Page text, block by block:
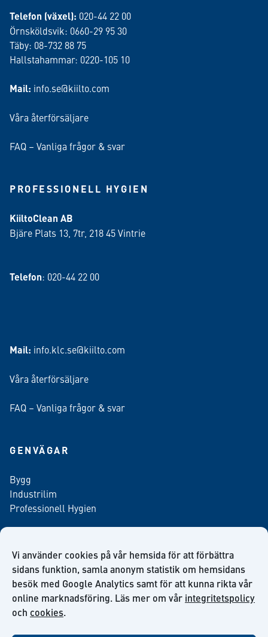
Vi använder cookies på vår hemsida för att förbättra
sidans funktion, samla anonym statistik om hemsidans
besök med Google Analytics samt för att kunna rikta vår
online marknadsföring. Läs mer om vår integritetspolicy
och cookies.
Telefon (växel): 020-44 22 00
Örnsköldsvik: 0660-29 95 30
Täby: 08-732 88 75
Hallstahammar: 0220-105 10
Mail: info.se@kiilto.com
Våra återförsäljare
FAQ – Vanliga frågor & svar
PROFESSIONELL HYGIEN
KiiltoClean AB
Bjäre Plats 13, 7tr, 218 45 Vintrie
Telefon: 020-44 22 00
Mail: info.klc.se@kiilto.com
Våra återförsäljare
FAQ – Vanliga frågor & svar
GENVÄGAR
Bygg
Industrilim
Professionell Hygien
Anmäl dig till vårt nyhetsbrev